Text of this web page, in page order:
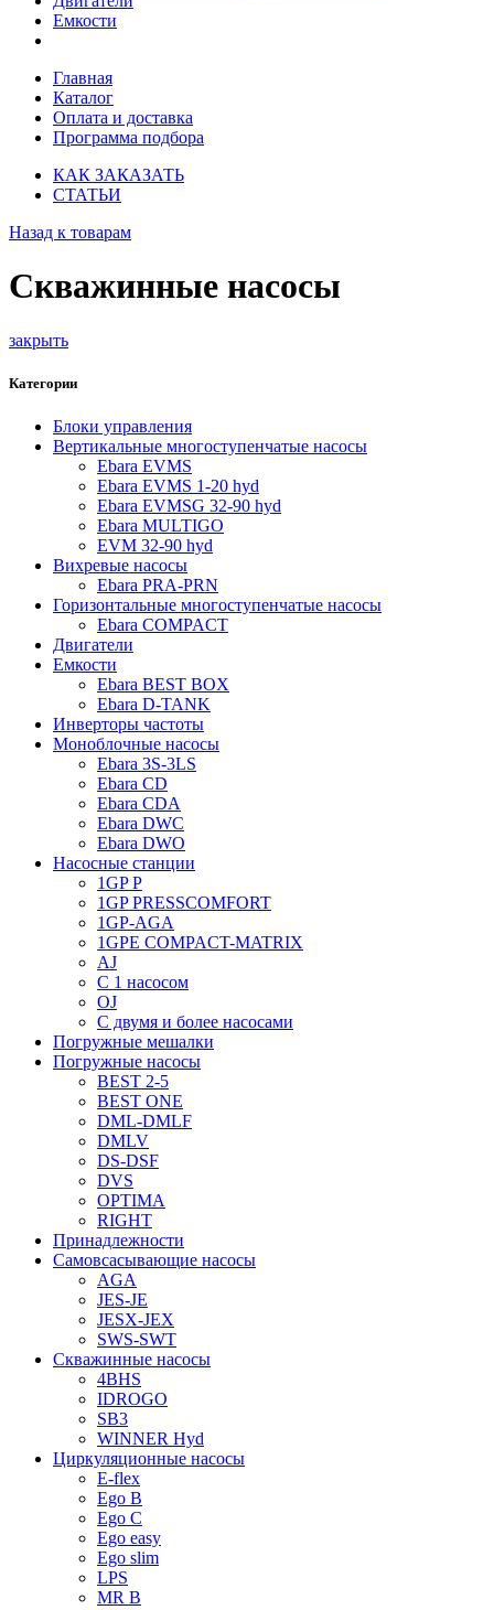
Емкости
Главная
Каталог
Оплата и доставка
Программа подбора
КАК ЗАКАЗАТЬ
СТАТЬИ
Назад к товарам
Скважинные насосы
закрыть
Категории
Блоки управления
Вертикальные многоступенчатые насосы
Ebara EVMS
Ebara EVMS 1-20 hyd
Ebara EVMSG 32-90 hyd
Ebara MULTIGO
EVM 32-90 hyd
Вихревые насосы
Ebara PRA-PRN
Горизонтальные многоступенчатые насосы
Ebara COMPACT
Двигатели
Емкости
Ebara BEST BOX
Ebara D-TANK
Инверторы частоты
Моноблочные насосы
Ebara 3S-3LS
Ebara CD
Ebara CDA
Ebara DWC
Ebara DWO
Насосные станции
1GP P
1GP PRESSCOMFORT
1GP-AGA
1GPE COMPACT-MATRIX
AJ
C 1 насосом
OJ
С двумя и более насосами
Погружные мешалки
Погружные насосы
BEST 2-5
BEST ONE
DML-DMLF
DMLV
DS-DSF
DVS
OPTIMA
RIGHT
Принадлежности
Самовсасывающие насосы
AGA
JES-JE
JESX-JEX
SWS-SWT
Скважинные насосы
4BHS
IDROGO
SB3
WINNER Hyd
Циркуляционные насосы
E-flex
Ego B
Ego C
Ego easy
Ego slim
LPS
MR B